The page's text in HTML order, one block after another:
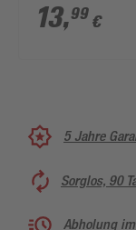
13,99 €
5 Jahre
Sorglos, 90
Abholung